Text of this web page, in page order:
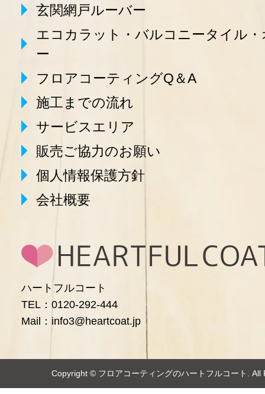
玄関網戸ルーバー
エコカラット・バルコニータイル・
ー
フロアコーティングQ＆A
施工までの流れ
サービスエリア
販売ご協力のお願い
個人情報保護方針
会社概要
ハートフルコート
TEL：0120-292-444
Mail：info3@heartcoat.jp
Copyright ©️ フロアコーティングのハートフルコート .